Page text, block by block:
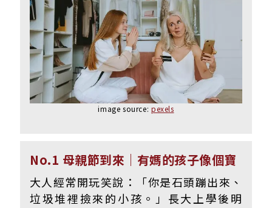
image source: pexels
No.1 母親節到來｜有媽的孩子像個寶
大人經常開玩笑說：「你是石頭蹦出來、
垃圾堆裡撿來的小孩。」長大上學後明